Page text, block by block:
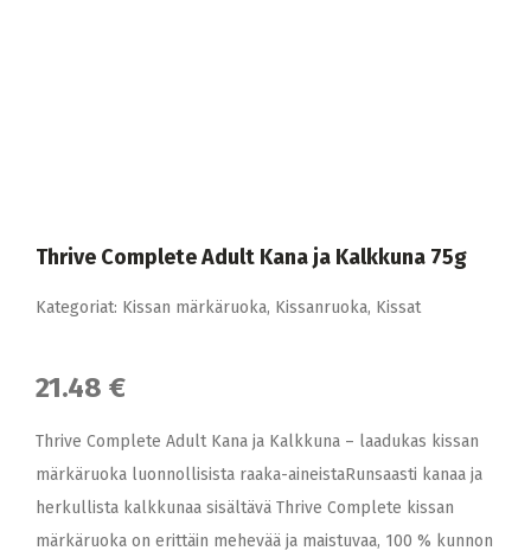
Thrive Complete Adult Kana ja Kalkkuna 75g
Kategoriat: Kissan märkäruoka, Kissanruoka, Kissat
21.48 €
Thrive Complete Adult Kana ja Kalkkuna – laadukas kissan
märkäruoka luonnollisista raaka-aineistaRunsaasti kanaa ja
herkullista kalkkunaa sisältävä Thrive Complete kissan
märkäruoka on erittäin mehevää ja maistuvaa, 100 % kunnon